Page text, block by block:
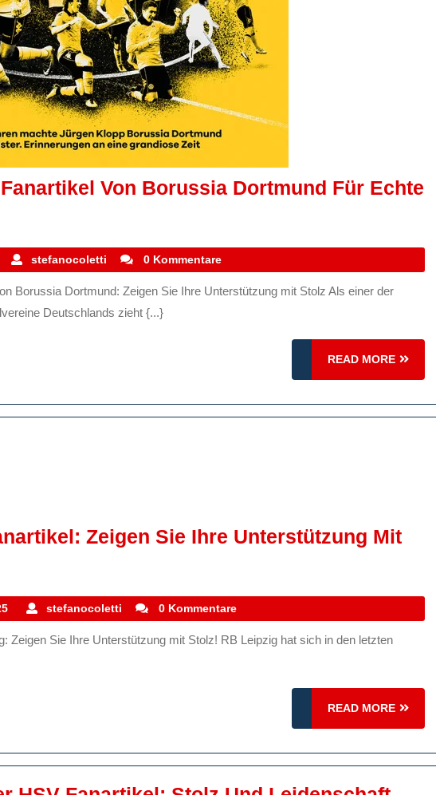
Von Borussia Dortmund Für Echte
30
Juni
2026
stefanocoletti stefanocoletti
0 Kommentare
Deutschlands zieht {...}
READ MORE
READ
MORE
Zeigen Sie Ihre Unterstützung Mit
02
August
2025
stefanocoletti stefanocoletti
0 Kommentare
READ MORE
READ
MORE